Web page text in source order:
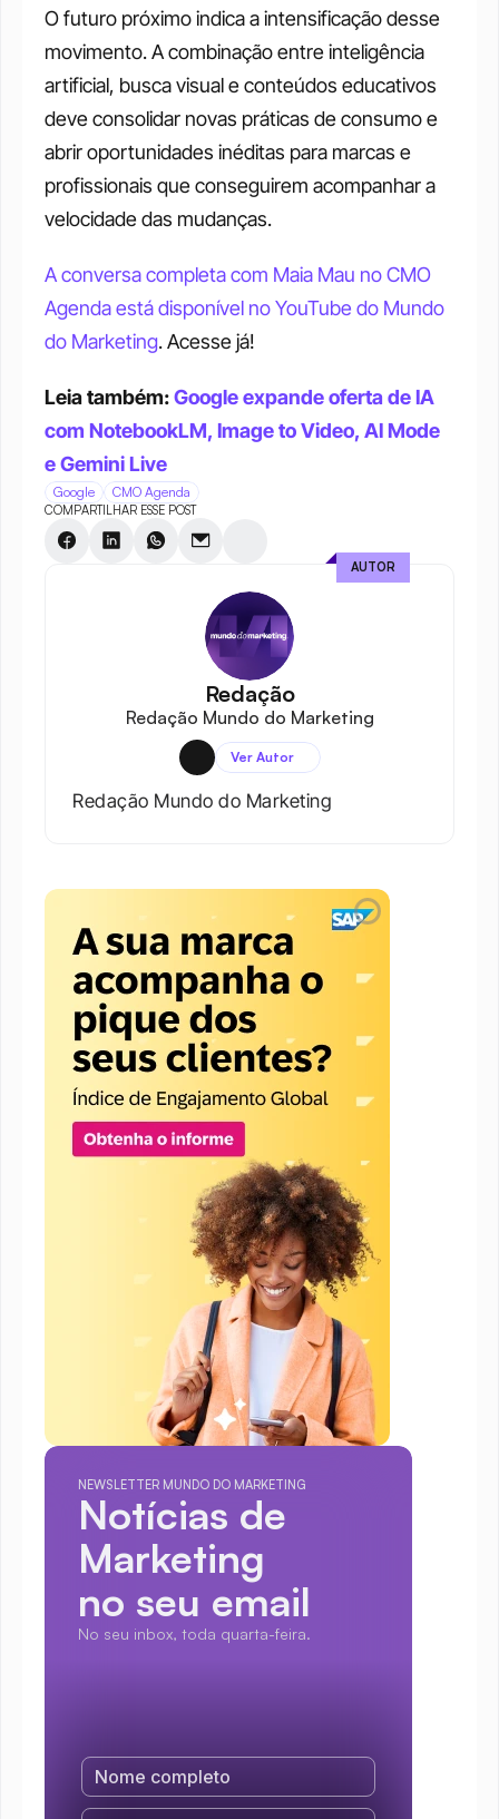
O futuro próximo indica a intensificação desse
movimento. A combinação entre inteligência
artificial, busca visual e conteúdos educativos
deve consolidar novas práticas de consumo e
abrir oportunidades inéditas para marcas e
profissionais que conseguirem acompanhar a
velocidade das mudanças.
A conversa completa com Maia Mau no CMO
Agenda está disponível no YouTube do Mundo
do Marketing. Acesse já!
Leia também: Google expande oferta de IA
com NotebookLM, Image to Video, AI Mode
e Gemini Live
Google CMO Agenda
COMPARTILHAR ESSE POST
Redação
Redação Mundo do Marketing
Ver Autor
Redação Mundo do Marketing
AUTOR
NEWSLETTER MUNDO DO MARKETING
Notícias de
Marketing
no seu email
No seu inbox, toda quarta-feira.